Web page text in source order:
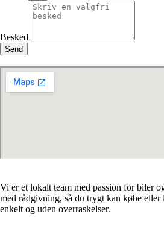
Besked
Send
Vi er et lokalt team med passion for biler
med rådgivning, så du trygt kan købe
enkelt og uden overraskelser.